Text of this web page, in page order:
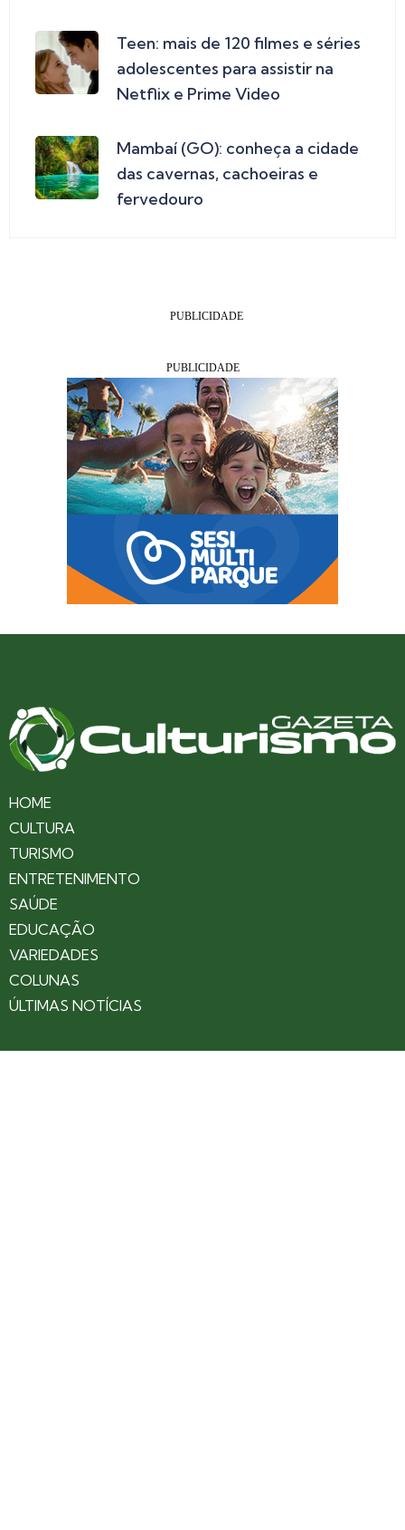
Teen: mais de 120 filmes e séries
adolescentes para assistir na
Netflix e Prime Video
Mambaí (GO): conheça a cidade
das cavernas, cachoeiras e
fervedouro
HOME
CULTURA
TURISMO
ENTRETENIMENTO
SAÚDE
EDUCAÇÃO
VARIEDADES
COLUNAS
ÚLTIMAS NOTÍCIAS